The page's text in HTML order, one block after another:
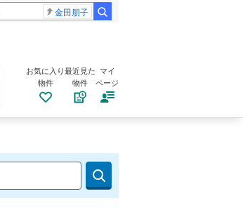
金田朋子
お気に入り
物件
最近見た
物件
マイ
ページ